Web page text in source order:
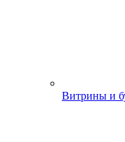
Витрины и